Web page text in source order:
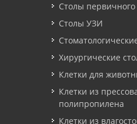
Столы
Столы УЗИ
Хирургические
Клетки для
Клетки из
полипропилена
Клетки из